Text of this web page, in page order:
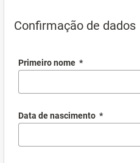
Confirmação de dados
Primeiro nome *
Data de nascimento *